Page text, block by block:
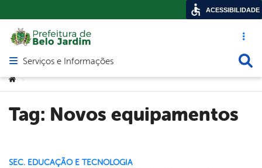
Acesso
Abrir menu principal de navegação
Serviços e Informações
Você está aqui:
>
Tag: Novos equipamentos
SEC. EDUCAÇÃO E TECNOLOGIA
ACESSIBILIDADE